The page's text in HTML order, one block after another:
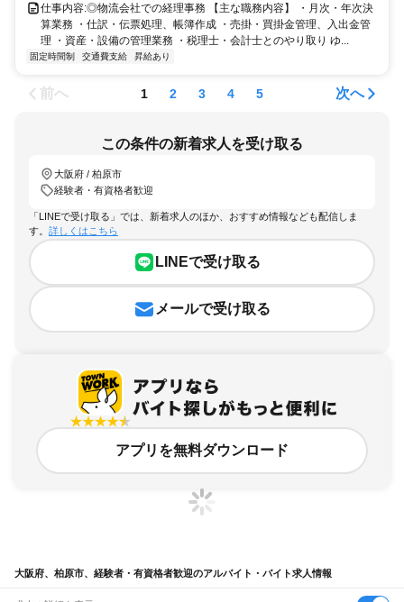
仕事内容: ​◎物流会社での経理事務 【主な職務内容】 ・月次・年次決
算業務 ・仕訳・伝票処理、帳簿作成 ・売掛・買掛金管理、入出金管
理 ・資産・設備の管理業務 ・税理士・会計士とのやり取り ゆ...
固定時間制 交通費支給 昇給あり
前へ 1 2 3 4 5 次へ
この条件の新着求人を受け取る
大阪府 / 柏原市
経験者・有資格者歓迎
「LINEで受け取る」では、新着求人のほか、おすすめ情報なども配信しま
す。 詳しくはこちら
LINEで受け取る
メールで受け取る
アプリを無料ダウンロード
大阪府、柏原市、経験者・有資格者歓迎のアルバイト・バイト求人情報